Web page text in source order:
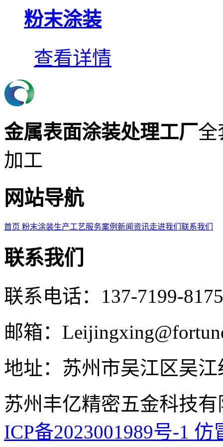
粉末涂装
查看详情
金属表面涂装处理工厂全
加工
网站导航
首页 粉末涂装生产工艺服务案例 新闻资讯走进我们 联系我们
联系我们
联系电话：137-7199-
邮箱：
地址：苏州市吴江区吴
苏州丰亿精密五金科技
ICP备2023001989号-1 仿